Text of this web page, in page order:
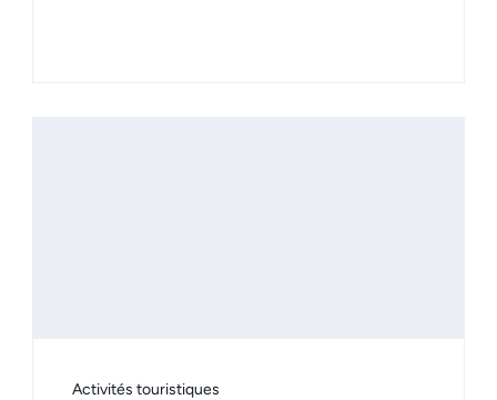
Activités touristiques